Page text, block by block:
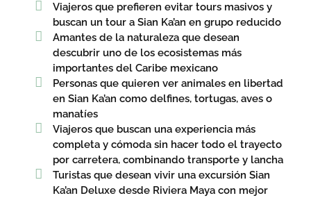
Viajeros que prefieren evitar tours masivos y
buscan un tour a Sian Ka’an en grupo reducido
Amantes de la naturaleza que desean
descubrir uno de los ecosistemas más
importantes del Caribe mexicano
Personas que quieren ver animales en libertad
en Sian Ka’an como delfines, tortugas, aves o
manatíes
Viajeros que buscan una experiencia más
completa y cómoda sin hacer todo el trayecto
por carretera, combinando transporte y lancha
Turistas que desean vivir una excursión Sian
Ka’an Deluxe desde Riviera Maya con mejor